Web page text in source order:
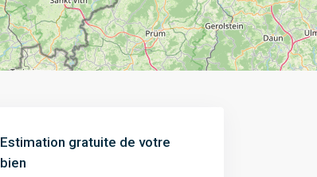
Estimation gratuite de votre
bien